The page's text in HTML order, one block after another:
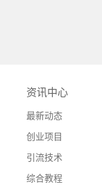
资讯中心
最新动态
创业项目
引流技术
综合教程